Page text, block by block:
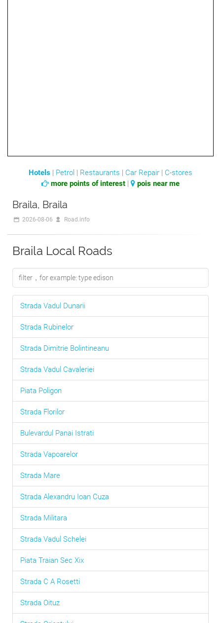
Hotels | Petrol | Restaurants | Car Repair | C-stores
more points of interest | pois near me
Braila, Braila
2026-08-06 Road.info
Braila Local Roads
Strada Vadul Dunarii
Strada Rubinelor
Strada Dimitrie Bolintineanu
Strada Vadul Cavaleriei
Piata Poligon
Strada Florilor
Bulevardul Panai Istrati
Strada Vapoarelor
Strada Mare
Strada Alexandru Ioan Cuza
Strada Militara
Strada Vadul Schelei
Piata Traian Sec Xix
Strada C A Rosetti
Strada Oituz